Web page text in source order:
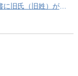
できるようになりました！